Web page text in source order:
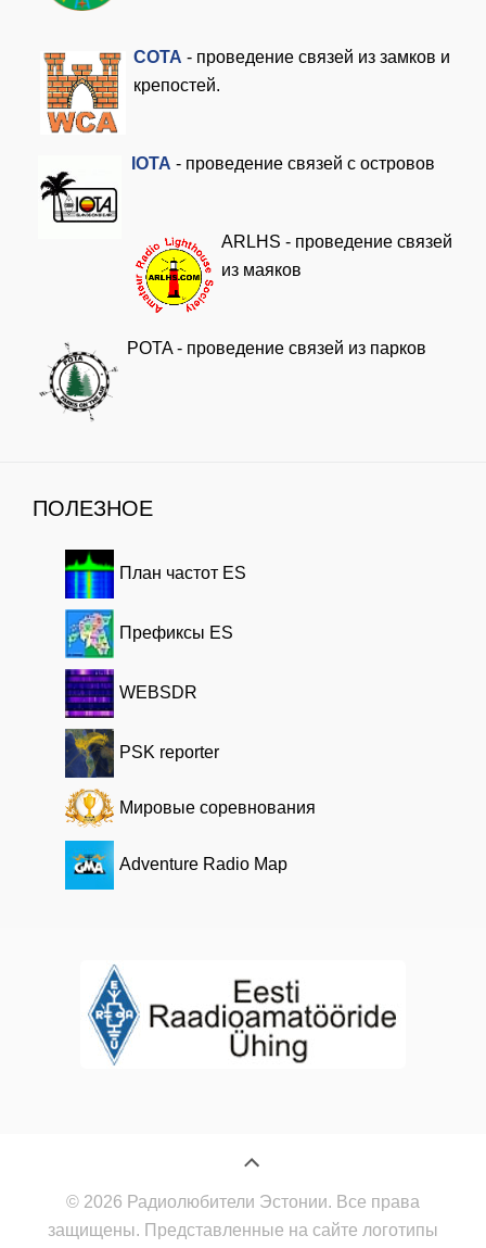
COTA - проведение связей из замков и
крепостей.
OTA - проведение связей с островов
ARLHS - проведение связей
из маяков
POTA - проведение связей из парков
ПОЛЕЗНОЕ
План частот ES
Префиксы ES
WEBSDR
PSK reporter
Мировые соревнования
Adventure Radio Map
© 2026 Радиолюбители Эстонии. Все права
защищены. Представленные на сайте логотипы